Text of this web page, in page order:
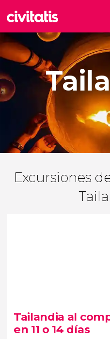
Excursiones
Tailandia al
en 11 o 14 días